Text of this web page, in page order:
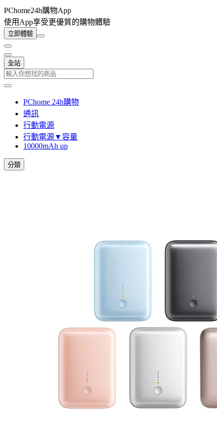
PChome24h購物App
使用App享受更優質的購物體驗
立即體驗
全站
PChome 24h購物
通訊
行動電源
行動電源▼容量
10000mAh up
分類